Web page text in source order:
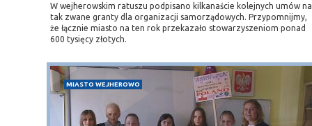
W wejherowskim ratuszu podpisano kilkanaście kolejnych umów na
tak zwane granty dla organizacji samorządowych. Przypomnijmy,
że łącznie miasto na ten rok przekazało stowarzyszeniom ponad
600 tysięcy złotych.
MIASTO WEJHEROWO